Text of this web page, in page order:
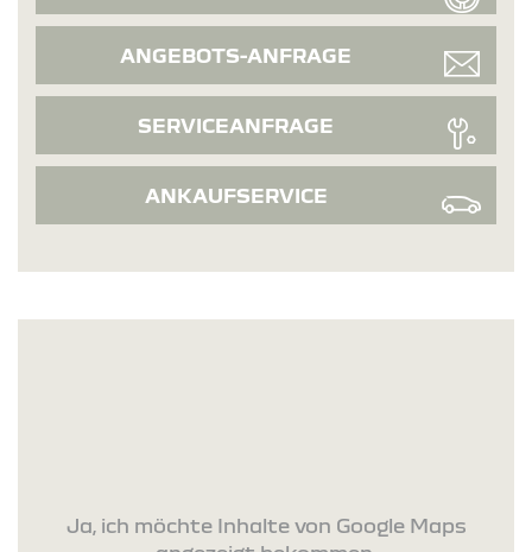
ANGEBOTS-ANFRAGE
SERVICEANFRAGE
ANKAUFSERVICE
Ja, ich möchte Inhalte von Google Maps